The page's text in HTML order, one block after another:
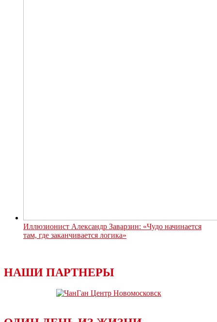
Иллюзионист Александр Заварзин: «Чудо начинается
там, где заканчивается логика»
НАШИ ПАРТНЕРЫ